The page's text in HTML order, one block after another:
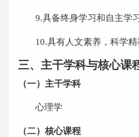
9.具备终身学习和自主学
10.具有人文素养，科学精
三、主干学科与核心课
（一）主干学科
心理学
（二）核心课程